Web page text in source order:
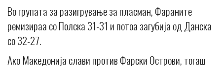
Во групата за разигрување за пласман, Фараните
ремизираа со Полска 31-31 и потоа загубија од Данска
со 32-27.
Ако Македонија слави против Фарски Острови, тогаш